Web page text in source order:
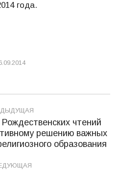
года.
Предыдущая
запись:
чтений
решению важных
образования